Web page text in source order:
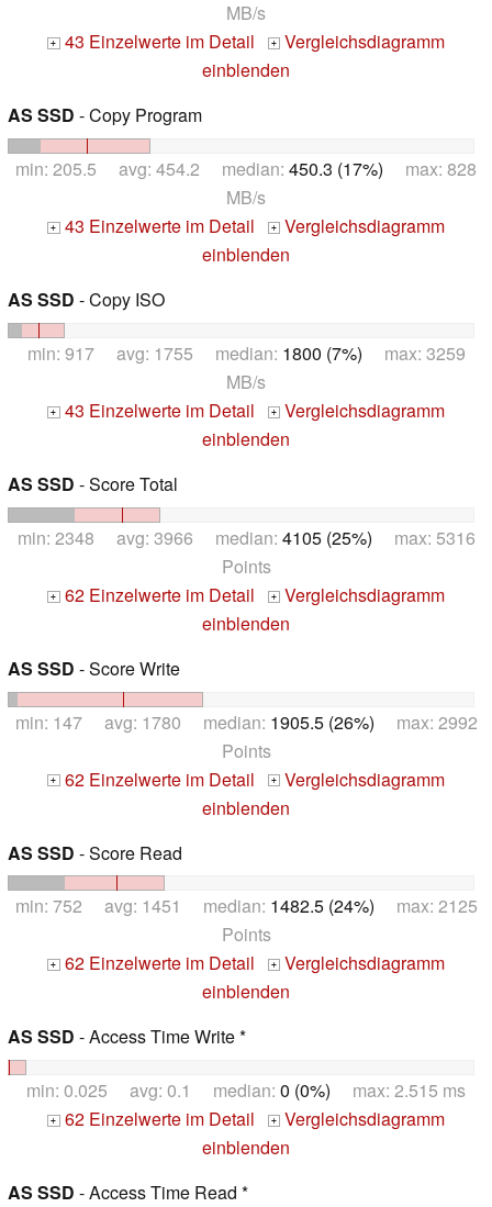
MB/s
+ 43 Einzelwerte im Detail +
Vergleichsdiagramm
einblenden
AS SSD - Copy Program
min: 205.5 avg: 454.2 median: 450.3 (17%) max: 828
MB/s
+ 43 Einzelwerte im Detail +
Vergleichsdiagramm
einblenden
AS SSD - Copy ISO
min: 917 avg: 1755 median: 1800 (7%) max: 3259
MB/s
+ 43 Einzelwerte im Detail +
Vergleichsdiagramm
einblenden
AS SSD - Score Total
min: 2348 avg: 3966 median: 4105 (25%) max: 5316
Points
+ 62 Einzelwerte im Detail +
Vergleichsdiagramm
einblenden
AS SSD - Score Write
min: 147 avg: 1780 median: 1905.5 (26%) max: 2992
Points
+ 62 Einzelwerte im Detail +
Vergleichsdiagramm
einblenden
AS SSD - Score Read
min: 752 avg: 1451 median: 1482.5 (24%) max: 2125
Points
+ 62 Einzelwerte im Detail +
Vergleichsdiagramm
einblenden
AS SSD - Access Time Write *
min: 0.025 avg: 0.1 median: 0 (0%) max: 2.515 ms
+ 62 Einzelwerte im Detail +
Vergleichsdiagramm
einblenden
AS SSD - Access Time Read *